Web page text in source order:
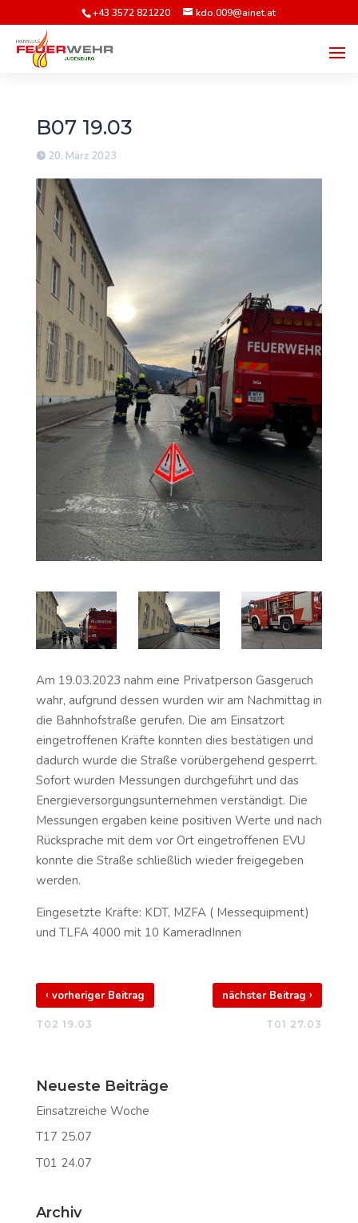
+43 3572 821220 kdo.009@ainet.at
B07 19.03
20. März 2023
Am 19.03.2023 nahm eine Privatperson Gasgeruch
wahr, aufgrund dessen wurden wir am Nachmittag in
die Bahnhofstraße gerufen. Die am Einsatzort
eingetroffenen Kräfte konnten dies bestätigen und
dadurch wurde die Straße vorübergehend gesperrt.
Sofort wurden Messungen durchgeführt und das
Energieversorgungsunternehmen verständigt. Die
Messungen ergaben keine positiven Werte und nach
Rücksprache mit dem vor Ort eingetroffenen EVU
konnte die Straße schließlich wieder freigegeben
werden.
Eingesetzte Kräfte: KDT, MZFA ( Messequipment)
und TLFA 4000 mit 10 KameradInnen
‹ vorheriger Beitrag
T02 19.03
nächster Beitrag›
T01 27.03
Neueste Beiträge
Einsatzreiche Woche
T17 25.07
T01 24.07
Archiv